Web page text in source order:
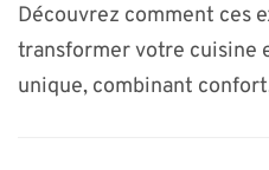
Découvrez comment ces
transformer votre cuisine
unique, combinant